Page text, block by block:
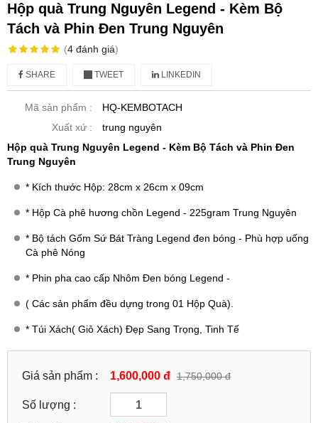
Hộp quà Trung Nguyên Legend - Kèm Bộ
Tách và Phin Đen Trung Nguyên
(4 đánh giá)
SHARE TWEET LINKEDIN
Mã sản phẩm :
HQ-KEMBOTACH
Xuất xứ :
trung nguyên
Hộp quà Trung Nguyên Legend - Kèm Bộ Tách và Phin Đen
Trung Nguyên
* Kích thước Hộp: 28cm x 26cm x 09cm
* Hộp Cà phê hương chồn Legend - 225gram Trung Nguyên
* Bộ tách Gốm Sứ Bát Tràng Legend đen bóng - Phù hợp uống
Cà phê Nóng
* Phin pha cao cấp Nhôm Đen bóng Legend -
( Các sản phẩm đều dựng trong 01 Hộp Quà).
* Túi Xách( Giỏ Xách) Đẹp Sang Trọng, Tinh Tế
Giá sản phẩm : 1,600,000 đ 1,750,000 đ
Số lượng :